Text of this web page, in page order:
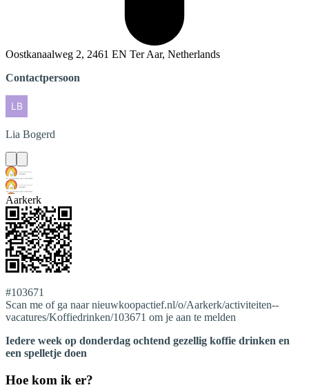
Oostkanaalweg 2, 2461 EN Ter Aar, Netherlands
Contactpersoon
Lia Bogerd
Aarkerk
#103671
Scan me of ga naar nieuwkoopactief.nl/o/Aarkerk/activiteiten--
vacatures/Koffiedrinken/103671 om je aan te melden
Iedere week op donderdag ochtend gezellig koffie drinken en
een spelletje doen
Hoe kom ik er?